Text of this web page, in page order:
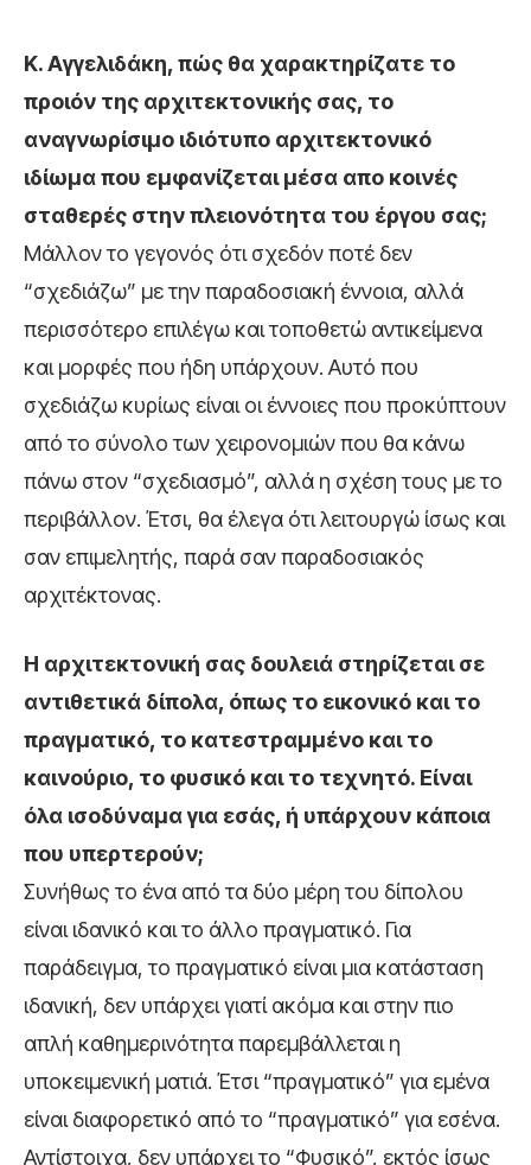
Κ. Αγγελιδάκη, πώς θα χαρακτηρίζατε το
προιόν της αρχιτεκτονικής σας, το
αναγνωρίσιμο ιδιότυπο αρχιτεκτονικό
ιδίωμαπου εμφανίζεται μέσα απο κοινές
σταθερές στην πλειονότητα του έργου σας;
Μάλλον το γεγονός ότι σχεδόν ποτέ δεν
“σχεδιάζω” με την παραδοσιακή έννοια, αλλά
περισσότερο επιλέγω και τοποθετώ αντικείμενα
και μορφές που ήδη υπάρχουν. Αυτό που
σχεδιάζω κυρίως είναι οι έννοιες που προκύπτουν
από το σύνολο των χειρονομιών που θα κάνω
πάνω στον “σχεδιασμό”, αλλά η σχέση τους με το
περιβάλλον. Έτσι, θα έλεγα ότι λειτουργώ ίσως και
σαν επιμελητής, παρά σαν παραδοσιακός
αρχιτέκτονας.
Η αρχιτεκτονική σας δουλειά στηρίζεται σε
αντιθετικά δίπολα, όπως το εικονικό και το
πραγματικό, το κατεστραμμένο και το
καινούριο, το φυσικό και το τεχνητό. Είναι
όλα ισοδύναμα για εσάς, ή υπάρχουν κάποια
που υπερτερούν;
Συνήθως το ένα από τα δύο μέρη του δίπολου
είναι ιδανικό και το άλλο πραγματικό. Για
παράδειγμα, το πραγματικό είναι μια κατάσταση
ιδανική, δεν υπάρχει γιατί ακόμα και στην πιο
απλή καθημερινότητα παρεμβάλλεται η
υποκειμενική ματιά. Έτσι “πραγματικό” για εμένα
είναι διαφορετικό από το “πραγματικό” για εσένα.
Αντίστοιχα, δεν υπάρχει το “Φυσικό”, εκτός ίσως